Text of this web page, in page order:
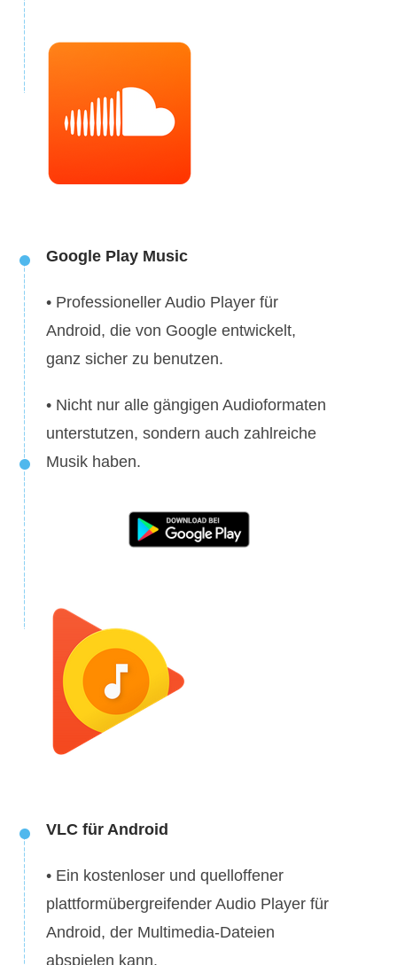
Google Play Music
• Professioneller Audio Player für
Android, die von Google entwickelt,
ganz sicher zu benutzen.
• Nicht nur alle gängigen Audioformaten
unterstutzen, sondern auch zahlreiche
Musik haben.
VLC für Android
• Ein kostenloser und quelloffener
plattformübergreifender Audio Player für
Android, der Multimedia-Dateien
abspielen kann.